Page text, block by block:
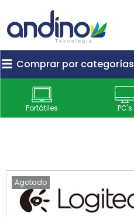
Comprar por categorías
Portátiles PC's
Agotado